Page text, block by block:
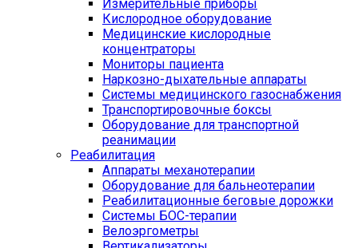
Измерительные приборы
Кислородное оборудование
Медицинские кислородные
концентраторы
Мониторы пациента
Наркозно-дыхательные аппараты
Системы медицинского газоснабжения
Транспортировочные боксы
Оборудование для транспортной
реанимации
Реабилитация
Аппараты механотерапии
Оборудование для бальнеотерапии
Реабилитационные беговые дорожки
Системы БОС-терапии
Велоэргометры